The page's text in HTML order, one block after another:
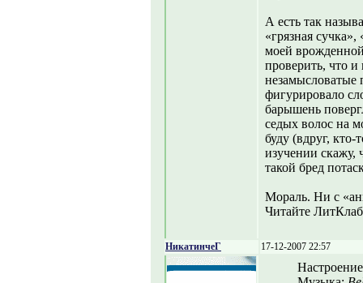
А есть так
«грязная
моей
проверить, что и
незамысловатые
фигурировало
барышень
седых волос на
буду (вдруг,
изучении скажу,
такой бред
Мораль. Ни с
Читайте
НикатинчеГ 17-12-2007 22:57